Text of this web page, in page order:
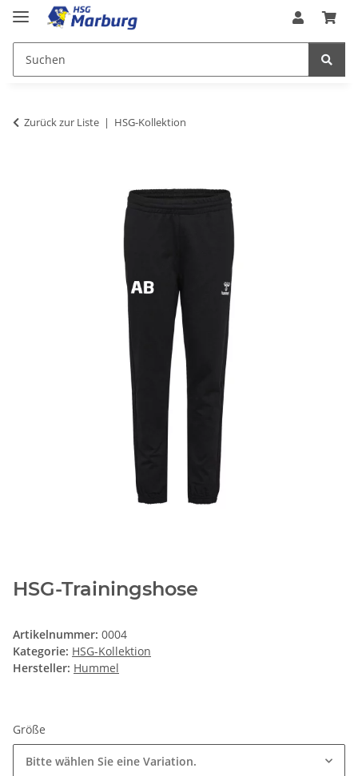
Zurück zur Liste HSG-Kollektion
HSG-Trainingshose
Artikelnummer: 0004
Kategorie: HSG-Kollektion
Hersteller: Hummel
Größe
Bitte wählen Sie eine Variation.